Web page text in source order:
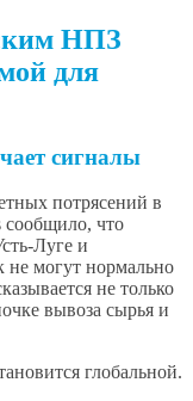
НПЗ
для
сигналы
потрясений в
сообщило, что
Луге и
не могут нормально
не только
вывоза сырья и
глобальной.